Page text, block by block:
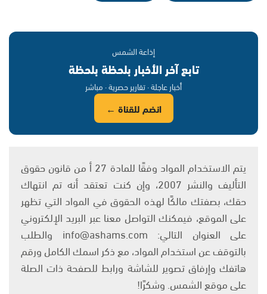
إذاعة الشمس
تابع آخر الأخبار بلحظة بلحظة
أخبار عاجلة · تقارير حصرية · مباشر
انضم للقناة ←
يتم الاستخدام المواد وفقًا للمادة 27 أ من قانون حقوق
التأليف والنشر 2007، وإن كنت تعتقد أنه تم انتهاك
حقك، بصفتك مالكًا لهذه الحقوق في المواد التي تظهر
على الموقع، فيمكنك التواصل معنا عبر البريد الإلكتروني
على العنوان التالي: info@ashams.com والطلب
بالتوقف عن استخدام المواد، مع ذكر اسمك الكامل ورقم
هاتفك وإرفاق تصوير للشاشة ورابط للصفحة ذات الصلة
على موقع الشمس. وشكرًا!